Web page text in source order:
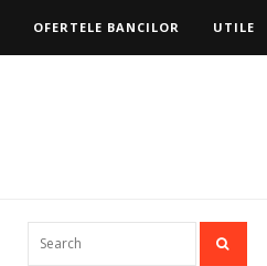
OFERTELE BANCILOR UTILE